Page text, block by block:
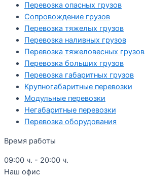
Перевозка опасных грузов
Cопровождение грузов
Перевозка тяжелых грузов
Перевозка наливных грузов
Перевозка тяжеловесных грузов
Перевозка больших грузов
Перевозка габаритных грузов
Крупногабаритные перевозки
Модульные перевозки
Негабаритные перевозки
Перевозка оборудования
Время работы
09:00 ч. - 20:00 ч.
Наш офис